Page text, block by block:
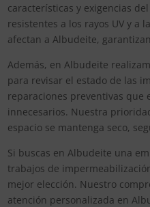
características y exigencias
resistentes a los rayos UV y a
afectan a Albudeite,
Además, en Albudeite
para revisar el estado de las
reparaciones preventivas que
innecesarios. Nuestra
espacio se mantenga seco,
Si buscas en Albudeite una
trabajos de
mejor elección. Nuestro
atención personalizada en